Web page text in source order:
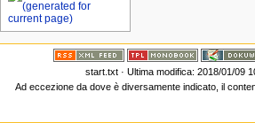
start.txt · Ultima modifica: 2018/01/09
Ad eccezione da dove è diversamente indicato, il